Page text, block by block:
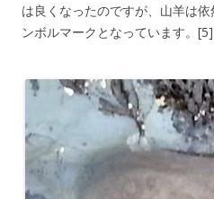
は良くなったのですが、山羊は
ンボルマークとなっています。[5]